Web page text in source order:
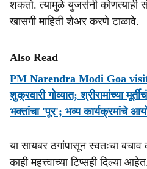
शकतो. त्यामुळे युजर्सनी
खासगी माहिती शेअर करणे टाळावे.
Also Read
PM Narendra Modi Goa visit:
शुक्रवारी गोव्यात; श्रीरामांच्या
भक्तांचा 'पूर'; भव्य कार्यक्रमांचे
या सायबर ठगांपासून स्वतःचा बचाव
काही महत्त्वाच्या टिप्सही दिल्या